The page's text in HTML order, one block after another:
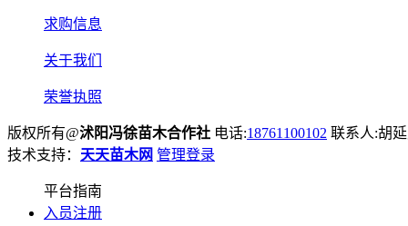
求购信息
关于我们
荣誉执照
版权所有@沭阳冯徐苗木合作社 电话:18761100102 联系人:胡
技术支持： 天天苗木网 管理登录
平台指南
入员注册